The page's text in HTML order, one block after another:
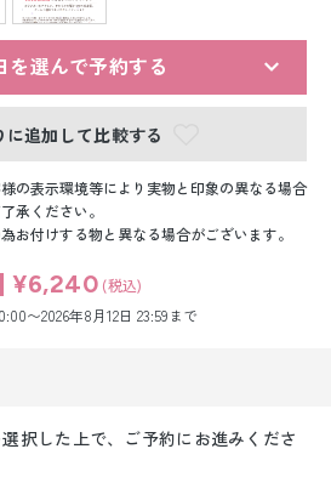
を選んで予約する
に追加して比較する
の表示環境等により実物と印象の異なる場合
承ください。
お付けする物と異なる場合がございます。
¥6,240 (税込)
〜2026年8月12日 23:59まで
択した上で、ご予約にお進みくださ